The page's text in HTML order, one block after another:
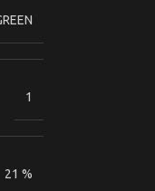
1
21 %